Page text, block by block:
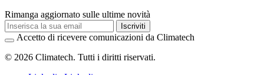
Rimanga aggiornato sulle ultime novità
Iscriviti
Accetto di ricevere comunicazioni da Climatech
© 2026 Climatech. Tutti i diritti riservati.